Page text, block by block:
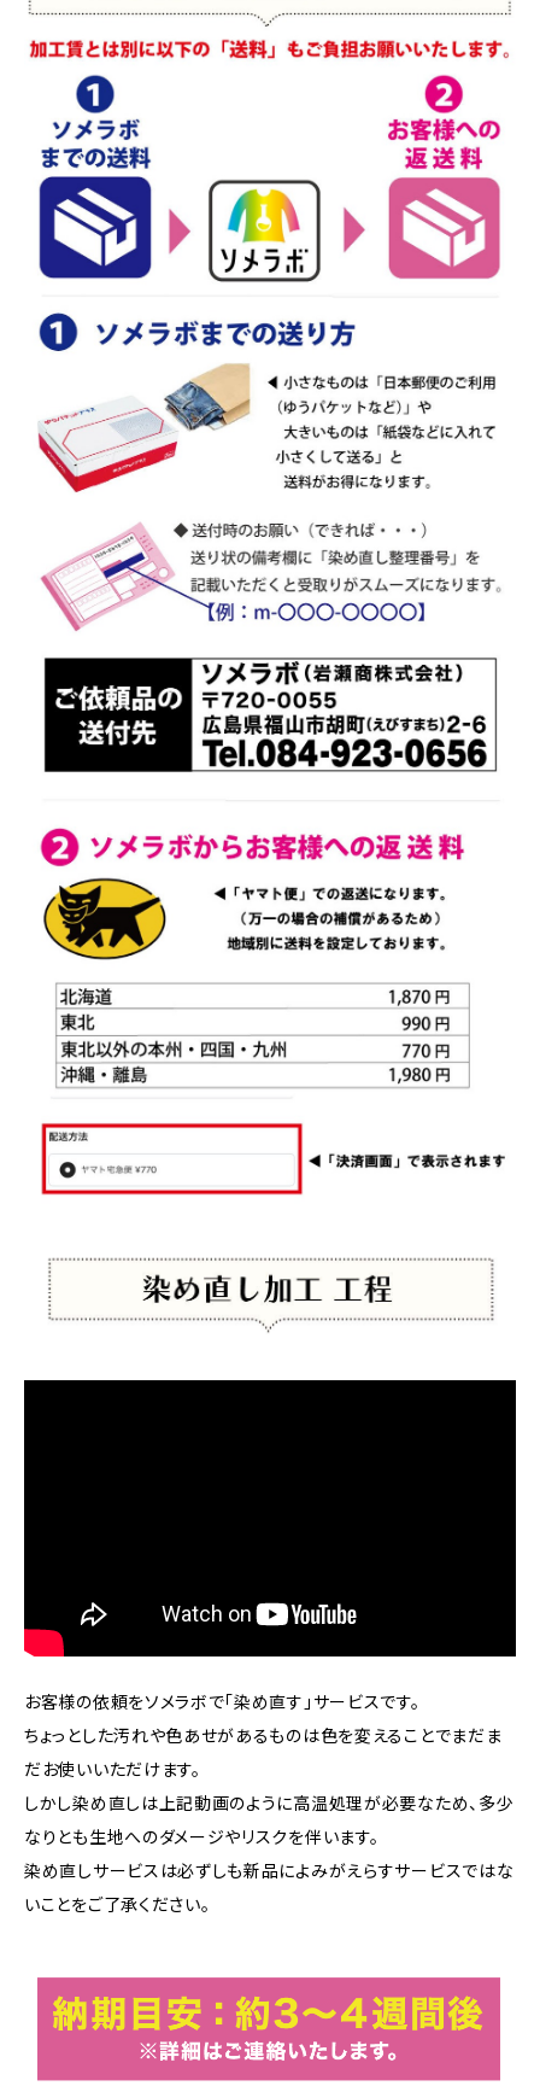
お客様の依頼をソメラボで「染め直す」サービスです。
ちょっとした汚れや色あせがあるものは色を変えることでまだま
だお使いいただけます。
しかし染め直しは上記動画のように高温処理が必要なため、多少
なりとも生地へのダメージやリスクを伴います。
染め直しサービスは必ずしも新品によみがえらすサービスではな
いことをご了承ください。